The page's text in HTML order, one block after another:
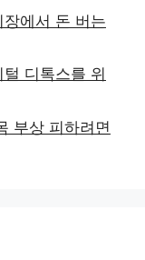
에서 돈 버는
디톡스를 위
부상 피하려면